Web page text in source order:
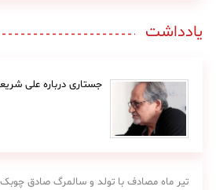
یادداشت
جستاری درباره علی
تیر ماه مصادف با تولد و سالمرگ صادق